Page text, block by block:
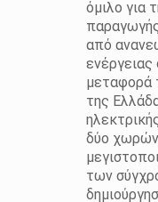
όμιλο για
από
ενέργειας
μεταφορά
της
δύο
των